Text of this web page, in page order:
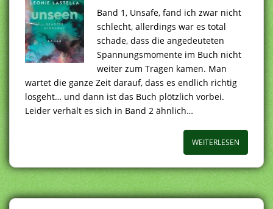
Band 1, Unsafe, fand ich zwar nicht
schlecht, allerdings war es total
schade, dass die angedeuteten
Spannungsmomente im Buch nicht
weiter zum Tragen kamen. Man
wartet die ganze Zeit darauf, dass es endlich richtig
losgeht… und dann ist das Buch plötzlich vorbei.
Leider verhält es sich in Band 2 ähnlich…
WEITERLESEN